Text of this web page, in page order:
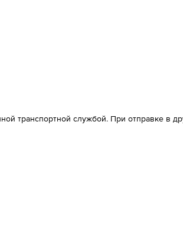
транспортной службой. При отправке в